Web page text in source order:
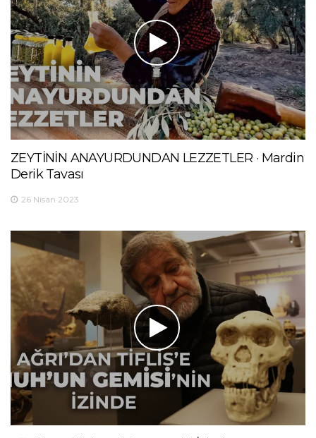
ZEYTİNİN ANAYURDUNDAN LEZZETLER · Mardin
Derik Tavası
26 Nisan 2023